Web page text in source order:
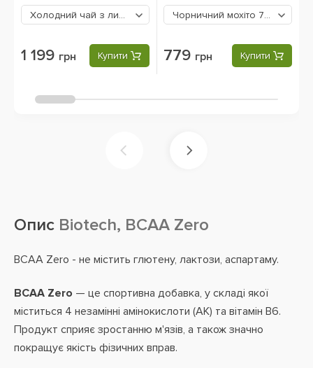
Холодний чай з лимоном 1199 грн
1 199 грн Купити
Чорничний мохіто 779 грн
779 грн Купити
Опис Biotech, BCAA Zero
BCAA Zero - не містить глютену, лактози, аспартаму.
BCAA Zero — це спортивна добавка, у складі якої
міститься 4 незамінні амінокислоти (АК) та вітамін В6.
Продукт сприяє зростанню м'язів, а також значно
покращує якість фізичних вправ.